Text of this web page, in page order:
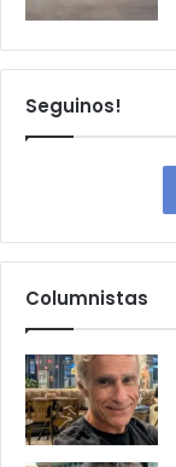
Seguinos!
Columnistas